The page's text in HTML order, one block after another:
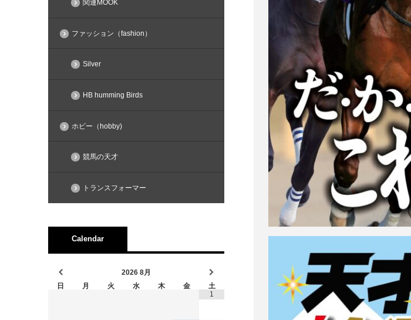
関連MOOK
ファッション（fashion）
Silver
HB humming Birds
ホビー（hobby)
競馬の天才
トランスフォーマー
Calendar
2026 8月
日
月 火 水 木 金
土
1